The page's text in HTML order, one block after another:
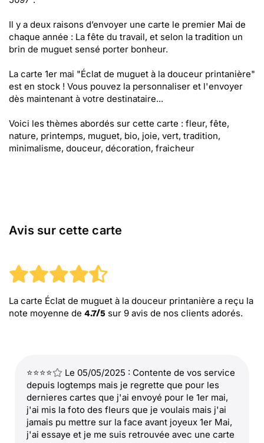
Il y a deux raisons d’envoyer une carte le premier Mai de
chaque année : La fête du travail, et selon la tradition un
brin de muguet sensé porter bonheur.
La carte 1er mai "Éclat de muguet à la douceur printanière"
est en stock ! Vous pouvez la personnaliser et l'envoyer
dès maintenant à votre destinataire...
Voici les thèmes abordés sur cette carte : fleur, fête,
nature, printemps, muguet, bio, joie, vert, tradition,
minimalisme, douceur, décoration, fraicheur
Avis sur cette carte
La carte Éclat de muguet à la douceur printanière a reçu la
note moyenne de 4.7/5 sur 9 avis de nos clients adorés.
⭐⭐⭐⭐
Le 05/05/2025 : Contente de vos service
depuis logtemps mais je regrette que pour les
dernieres cartes que j'ai envoyé pour le 1er mai,
j'ai mis la foto des fleurs que je voulais mais j'ai
jamais pu mettre sur la face avant joyeux 1er Mai,
j'ai essaye et je me suis retrouvée avec une carte